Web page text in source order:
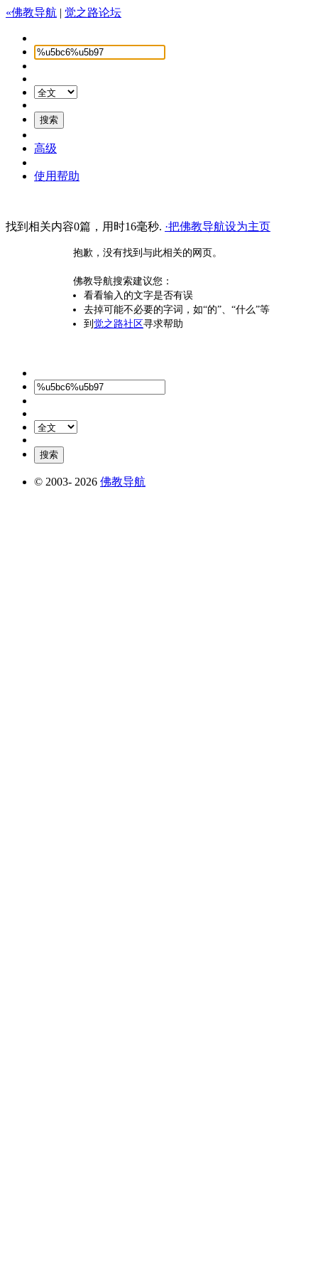
«佛教导航 | 觉之路论坛
高级
使用帮助
找到相关内容0篇，用时16毫秒. ·把佛教导航设为主页
抱歉，没有找到与此相关的网页。
佛教导航搜索建议您：
看看输入的文字是否有误
去掉可能不必要的字词，如“的”、“什么”等
到 觉之路社区寻求帮助
© 2003- 2026 佛教导航